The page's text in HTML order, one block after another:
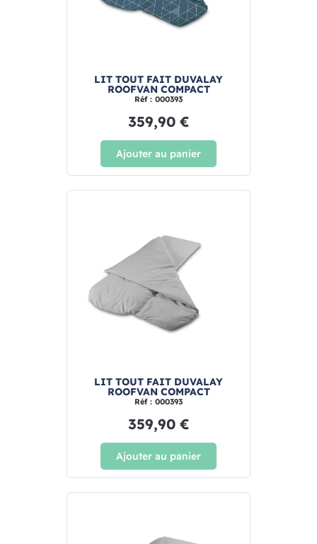
LIT TOUT FAIT DUVALAY
ROOFVAN COMPACT
Réf : 000393
359,90 €
Ajouter au panier
LIT TOUT FAIT DUVALAY
ROOFVAN COMPACT
Réf : 000393
359,90 €
Ajouter au panier